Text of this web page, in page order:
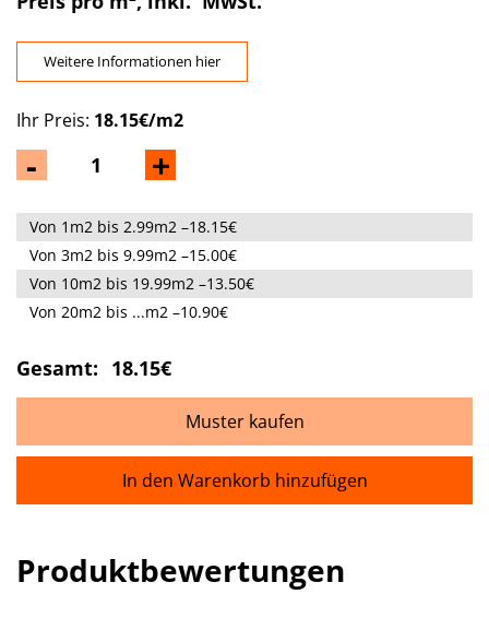
Weitere Informationen hier
- +
Ihr Preis: 18.15€/m2
Von 1m2 bis 2.99m2 –18.15€
Von 3m2 bis 9.99m2 –15.00€
Von 10m2 bis 19.99m2 –13.50€
Von 20m2 bis ...m2 –10.90€
Gesamt: 18.15€
Muster kaufen
In den Warenkorb hinzufügen
Produktbewertungen